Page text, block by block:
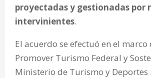
proyectadas y gestionadas por
intervinientes.
El acuerdo se efectuó en el
Promover Turismo Federal y
Ministerio de Turismo y Deportes